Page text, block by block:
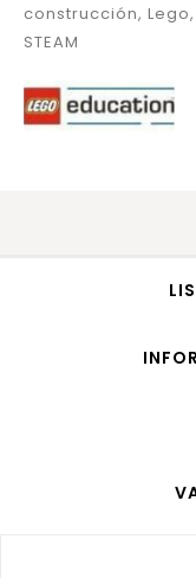
construcción, Lego,
STEAM